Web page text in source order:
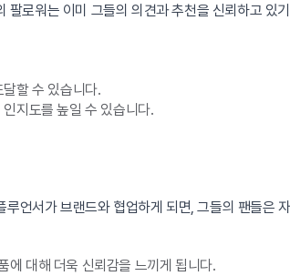
로워는 이미 그들의 의견과 추천을 신뢰하고 있
할 수 있습니다.
지도를 높일 수 있습니다.
언서가 브랜드와 협업하게 되면, 그들의 팬들은
에 대해 더욱 신뢰감을 느끼게 됩니다.